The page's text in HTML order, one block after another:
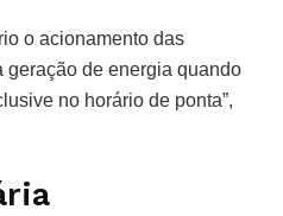
o acionamento das
geração de energia quando
no horário de ponta”,